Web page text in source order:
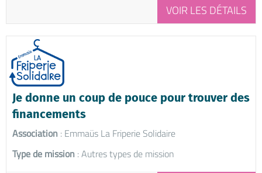
VOIR LES DÉTAILS
Je donne un coup de pouce pour trouver des
financements
Association : Emmaüs La Friperie Solidaire
Type de mission : Autres types de mission